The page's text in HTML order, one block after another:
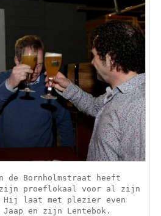
de Bornholmstraat heeft
zijn proeflokaal voor al zijn
Hij laat met plezier even
Jaap en zijn Lentebok.